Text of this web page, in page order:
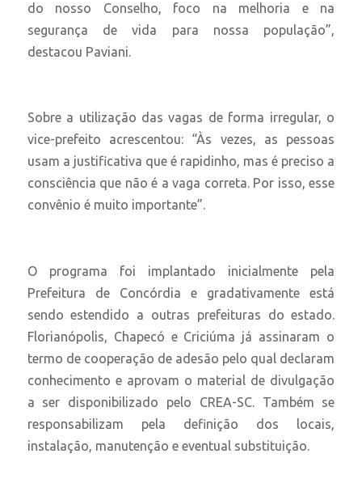
do nosso Conselho, foco na melhoria e na
segurança de vida para nossa população”,
destacou Paviani.
Sobre a utilização das vagas de forma irregular, o
vice-prefeito acrescentou: “Às vezes, as pessoas
usam a justificativa que é rapidinho, mas é preciso a
consciência que não é a vaga correta. Por isso, esse
convênio é muito importante”.
O programa foi implantado inicialmente pela
Prefeitura de Concórdia e gradativamente está
sendo estendido a outras prefeituras do estado.
Florianópolis, Chapecó e Criciúma já assinaram o
termo de cooperação de adesão pelo qual declaram
conhecimento e aprovam o material de divulgação
a ser disponibilizado pelo CREA-SC. Também se
responsabilizam pela definição dos locais,
instalação, manutenção e eventual substituição.